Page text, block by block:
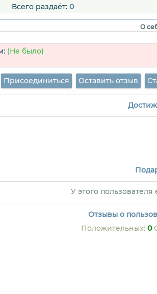
Всего раздаёт: 0
О
(Не было)
Присоединиться Оставить отзыв
У этого
Отзывы о
Положительных: 0